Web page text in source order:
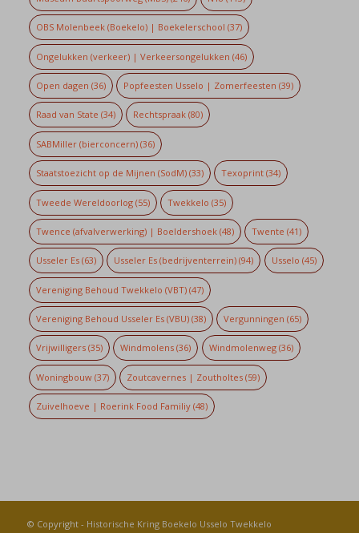
OBS Molenbeek (Boekelo) | Boekelerschool (37)
Ongelukken (verkeer) | Verkeersongelukken (46)
Open dagen (36) Popfeesten Usselo | Zomerfeesten (39)
Raad van State (34) Rechtspraak (80)
SABMiller (bierconcern)(36)
Staatstoezicht op de Mijnen (SodM)(33) Texoprint (34)
Tweede Wereldoorlog(55) Twekkelo (35)
Twence (afvalverwerking) | Boeldershoek(48) Twente (41)
Usseler Es(63) Usseler Es (bedrijventerrein) (94) Usselo (45)
Vereniging Behoud Twekkelo (VBT)(47)
Vereniging Behoud Usseler Es (VBU)(38) Vergunningen (65)
Vrijwilligers(35) Windmolens (36) Windmolenweg(36)
Woningbouw(37) Zoutcavernes | Zoutholtes (59)
Zuivelhoeve | Roerink Food Familiy(48)
© Copyright - Historische Kring Boekelo Usselo Twekkelo